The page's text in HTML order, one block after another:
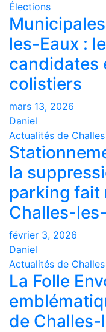
Élections
les-Eaux :
candidates
colistiers
mars 13, 2026
Daniel
Actualités de
la
parking fait
Challes-
février 3, 2026
Daniel
Actualités de
La Folle
de Challes-